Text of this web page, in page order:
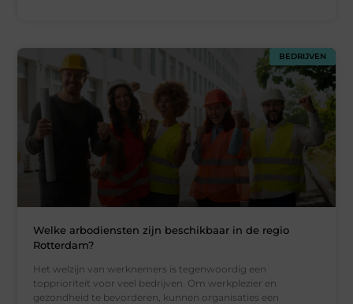
BEDRIJVEN
Welke arbodiensten zijn beschikbaar in de regio
Rotterdam?
Het welzijn van werknemers is tegenwoordig een
topprioriteit voor veel bedrijven. Om werkplezier en
gezondheid te bevorderen, kunnen organisaties een